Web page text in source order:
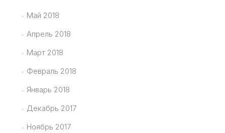
Май 2018
Апрель 2018
Март 2018
Февраль 2018
Январь 2018
Декабрь 2017
Ноябрь 2017